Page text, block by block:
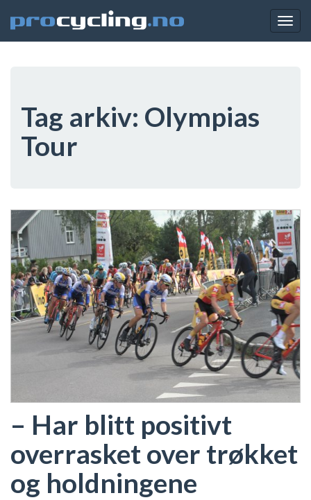
Tag arkiv: Olympias
Tour
– Har blitt positivt
overrasket over trøkket
og holdningene